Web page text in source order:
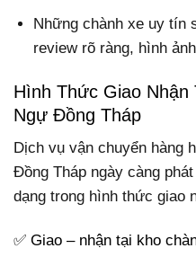
Những chành xe uy tín
review rõ ràng, hình
Hình Thức Giao Nhận
Ngự Đồng Tháp
Dịch vụ vận chuyển hàng
Đồng Tháp ngày càng
dạng trong hình thức giao
✅ Giao – nhận tại kho